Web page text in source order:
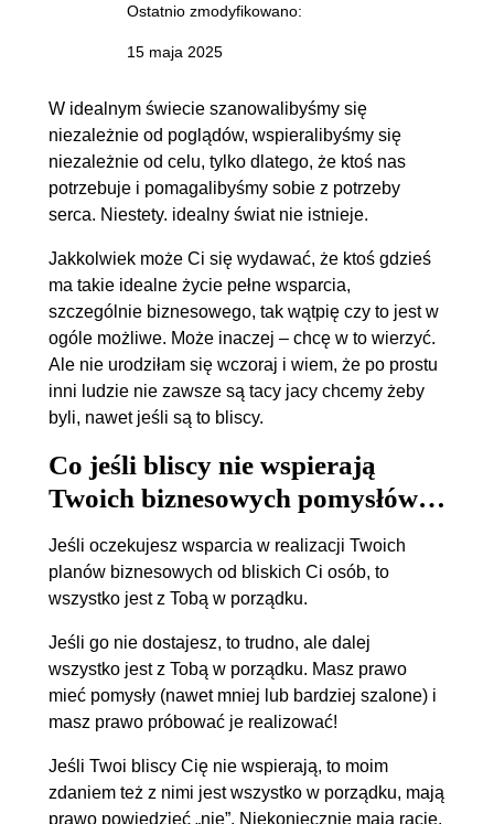
Ostatnio zmodyfikowano:
15 maja 2025
W idealnym świecie szanowalibyśmy się
niezależnie od poglądów, wspieralibyśmy się
niezależnie od celu, tylko dlatego, że ktoś nas
potrzebuje i pomagalibyśmy sobie z potrzeby
serca. Niestety. idealny świat nie istnieje.
Jakkolwiek może Ci się wydawać, że ktoś gdzieś
ma takie idealne życie pełne wsparcia,
szczególnie biznesowego, tak wątpię czy to jest w
ogóle możliwe. Może inaczej – chcę w to wierzyć.
Ale nie urodziłam się wczoraj i wiem, że po prostu
inni ludzie nie zawsze są tacy jacy chcemy żeby
byli, nawet jeśli są to bliscy.
Co jeśli bliscy nie wspierają
Twoich biznesowych pomysłów…
Jeśli oczekujesz wsparcia w realizacji Twoich
planów biznesowych od bliskich Ci osób, to
wszystko jest z Tobą w porządku.
Jeśli go nie dostajesz, to trudno, ale dalej
wszystko jest z Tobą w porządku. Masz prawo
mieć pomysły (nawet mniej lub bardziej szalone) i
masz prawo próbować je realizować!
Jeśli Twoi bliscy Cię nie wspierają, to moim
zdaniem też z nimi jest wszystko w porządku, mają
prawo powiedzieć „nie”. Niekoniecznie mają rację,